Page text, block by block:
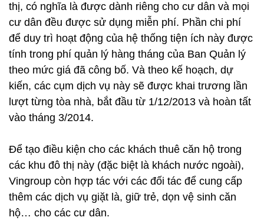
thị, có nghĩa là được dành riêng cho cư dân và mọi
cư dân đều được sử dụng miễn phí. Phần chi phí
để duy trì hoạt động của hệ thống tiện ích này được
tính trong phí quản lý hàng tháng của Ban Quản lý
theo mức giá đã công bố. Và theo kế hoạch, dự
kiến, các cụm dịch vụ này sẽ được khai trương lần
lượt từng tòa nhà, bắt đầu từ 1/12/2013 và hoàn tất
vào tháng 3/2014.
Để tạo điều kiện cho các khách thuê căn hộ trong
các khu đô thị này (đặc biệt là khách nước ngoài),
Vingroup còn hợp tác với các đối tác để cung cấp
thêm các dịch vụ giặt là, giữ trẻ, dọn vệ sinh căn
hộ… cho các cư dân.